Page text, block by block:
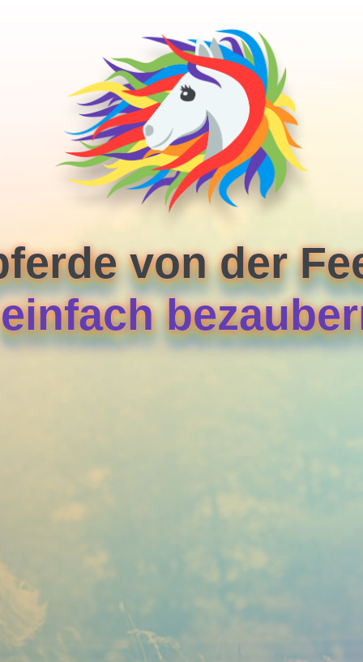
von der